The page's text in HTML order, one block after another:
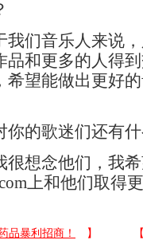
们音乐人来说，
品和更多的人得
希望能做出更好
的歌迷们还有什
想念他们，我希
上和他们取得